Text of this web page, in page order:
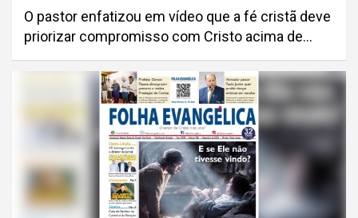
O pastor enfatizou em vídeo que a fé cristã deve
priorizar compromisso com Cristo acima de…